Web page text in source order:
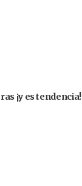
¡y es tendencia!